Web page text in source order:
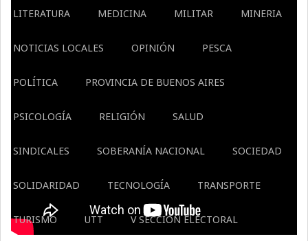
LITERATURA MEDICINA MILITAR MINERIA
NOTICIAS LOCALES OPINIÓN PESCA
POLÍTICA PROVINCIA DE BUENOS AIRES
PSICOLOGÍA RELIGIÓN SALUD
SINDICALES SOBERANÍA NACIONAL SOCIEDAD
SOLIDARIDAD TECNOLOGÍA TRANSPORTE
TURISMO UTT V SECCIÓN ELECTORAL